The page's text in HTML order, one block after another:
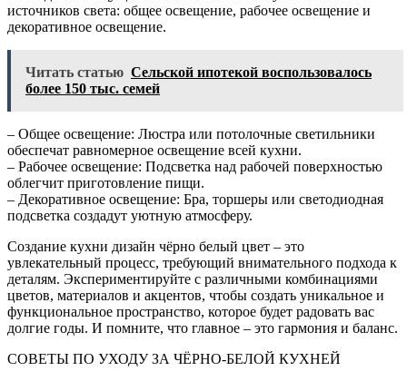
источников света: общее освещение, рабочее освещение и
декоративное освещение.
Читать статью Сельской ипотекой воспользовалось
более 150 тыс. семей
– Общее освещение: Люстра или потолочные светильники
обеспечат равномерное освещение всей кухни.
– Рабочее освещение: Подсветка над рабочей поверхностью
облегчит приготовление пищи.
– Декоративное освещение: Бра, торшеры или светодиодная
подсветка создадут уютную атмосферу.
Создание кухни дизайн чёрно белый цвет – это
увлекательный процесс, требующий внимательного подхода к
деталям. Экспериментируйте с различными комбинациями
цветов, материалов и акцентов, чтобы создать уникальное и
функциональное пространство, которое будет радовать вас
долгие годы. И помните, что главное – это гармония и баланс.
СОВЕТЫ ПО УХОДУ ЗА ЧЁРНО-БЕЛОЙ КУХНЕЙ